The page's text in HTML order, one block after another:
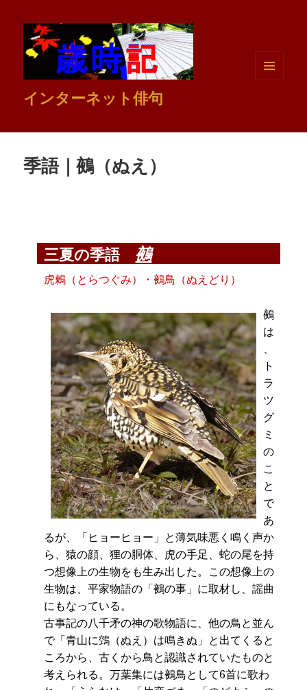
インターネット俳句
季語｜鵺（ぬえ）
三夏の季語 鵺
虎鶫（とらつぐみ）・鵺鳥（ぬえどり）
鵺
は
、
ト
ラ
ツ
グ
ミ
の
こ
と
で
あ
るが、「ヒョーヒョー」と薄気味悪く鳴く声か
ら、猿の顔、狸の胴体、虎の手足、蛇の尾を持
つ想像上の生物をも生み出した。この想像上の
生物は、平家物語の「鵺の事」に取材し、謡曲
にもなっている。
古事記の八千矛の神の歌物語に、他の鳥と並ん
で「青山に鵼（ぬえ）は鳴きぬ」と出てくると
ころから、古くから鳥と認識されていたものと
考えられる。万葉集には鵺鳥として6首に歌わ